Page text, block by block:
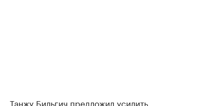
Танжу Бильгич предложил усилить